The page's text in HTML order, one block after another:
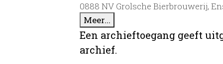
0888 NV Grolsche Bierbrouwerij,
Meer...
Een archieftoegang geeft
archief.